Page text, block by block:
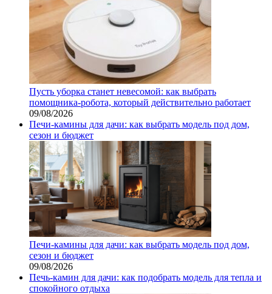
Пусть уборка станет невесомой: как выбрать
помощника‑робота, который действительно работает
09/08/2026
Печи-камины для дачи: как выбрать модель под дом,
сезон и бюджет
Печи-камины для дачи: как выбрать модель под дом,
сезон и бюджет
09/08/2026
Печь-камин для дачи: как подобрать модель для тепла и
спокойного отдыха